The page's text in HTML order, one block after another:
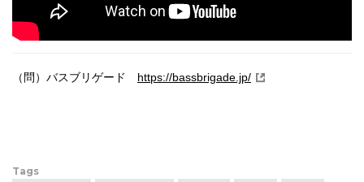
（問）バスブリゲード https://bassbrigade.jp/
Tags